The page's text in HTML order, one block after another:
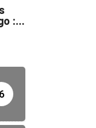
:...
6